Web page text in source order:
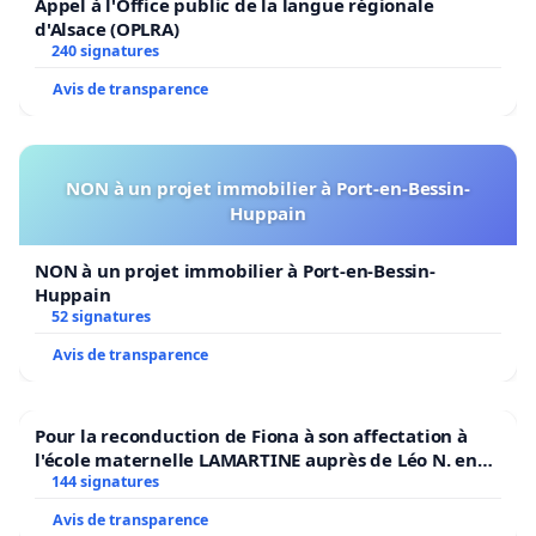
un endroit sécuritaire pour réaliser leurs activités
d’initiation. Citons à cet effet l’exemple du Collège
Français de Longueuil, qui se rend régulièrement
La situation est urgente. Comme mentionné
précédemment, l’ouverture du PIC a
donné naissance à un mouvement important de
croissance pour le disc golf au Québec. En fait,
le PIC est encore aujourd’hui le parcours le plus
centaines de joueurs de tous âges chaque semaine.
Au mois de mai 2023 seulement, 890 parties ont été
enregistrées sur l'application UDisc
d'Alsace (OPLRA)
240 signatures
Avis de transparence
NON à un projet immobilier à Port-en-Bessin-
Huppain
NON à un projet immobilier à Port-en-Bessin-
Huppain
52 signatures
Avis de transparence
Pour la reconduction de Fiona à son affectation à
l'école maternelle LAMARTINE auprès de Léo N. en
2026/2027
144 signatures
Avis de transparence